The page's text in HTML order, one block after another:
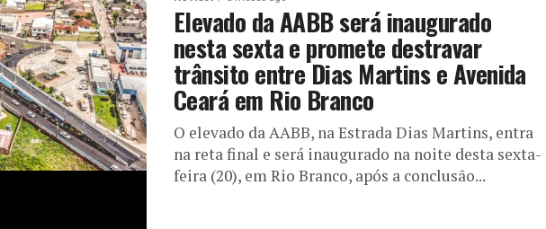
Elevado da AABB será inaugurado
nesta sexta e promete destravar
trânsito entre Dias Martins e Avenida
Ceará em Rio Branco
O elevado da AABB, na Estrada Dias Martins, entra
na reta final e será inaugurado na noite desta sexta-
feira (20), em Rio Branco, após a conclusão...